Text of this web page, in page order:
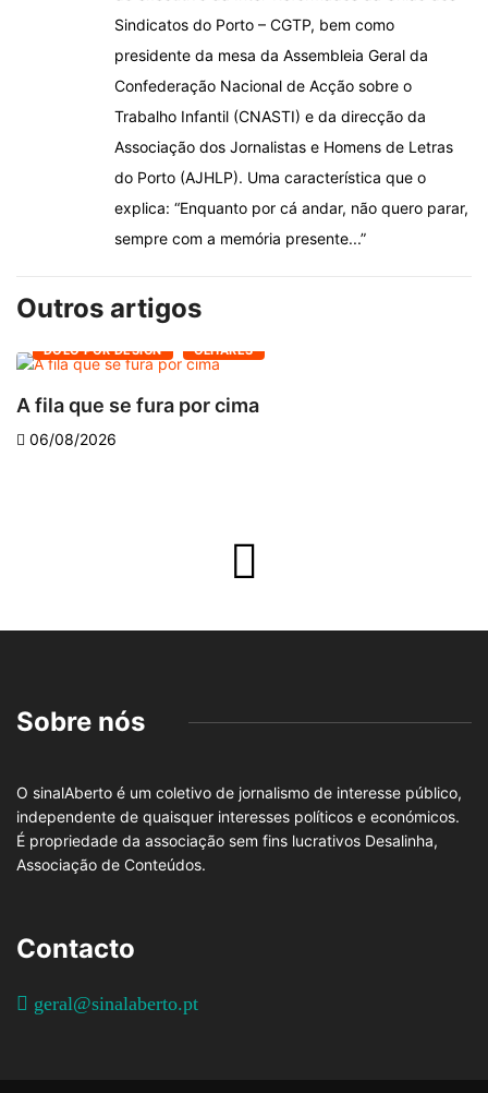
Sindicatos do Porto – CGTP, bem como
presidente da mesa da Assembleia Geral da
Confederação Nacional de Acção sobre o
Trabalho Infantil (CNASTI) e da direcção da
Associação dos Jornalistas e Homens de Letras
do Porto (AJHLP). Uma característica que o
explica: “Enquanto por cá andar, não quero parar,
sempre com a memória presente...”
Outros artigos
DOLO POR DESIGN OLHARES
A fila que se fura por cima
06/08/2026
Sobre nós
O sinalAberto é um coletivo de jornalismo de interesse público,
independente de quaisquer interesses políticos e económicos.
É propriedade da associação sem fins lucrativos Desalinha,
Associação de Conteúdos.
Contacto
geral@sinalaberto.pt